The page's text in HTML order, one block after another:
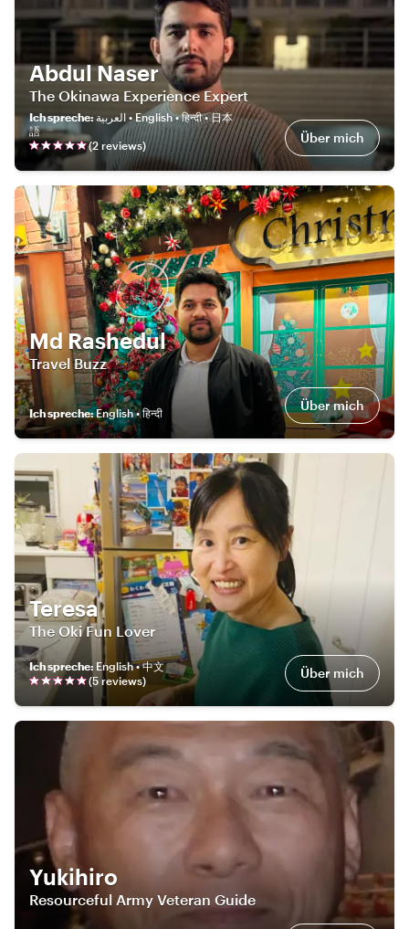
Abdul Naser
The Okinawa Experience Expert
Ich spreche: العربية • English • हिन्दी • 日本
語
(2 reviews) Über mich
Md Rashedul
Travel Buzz
Ich spreche:English • हिन्दी Über mich
Teresa
The Oki Fun Lover
Ich spreche: English • 中文
(5 reviews) Über mich
Yukihiro
Resourceful Army Veteran Guide